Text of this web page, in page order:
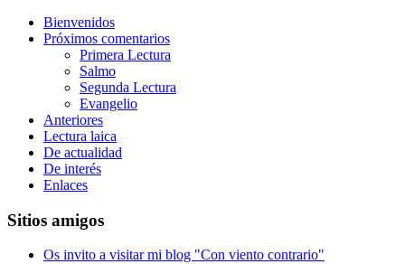
Bienvenidos
Próximos comentarios
Primera Lectura
Salmo
Segunda Lectura
Evangelio
Anteriores
Lectura laica
De actualidad
De interés
Enlaces
Sitios amigos
Os invito a visitar mi blog "Con viento contrario"